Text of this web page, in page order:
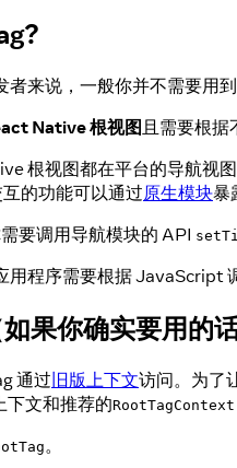
来说，一般你并不需要用到
Native 根视图 且需要根
根视图都在平台的导航视
的功能可以通过原生模块暴
要调用导航模块的 API
用程序需要根据 JavaScript
果你确实要用的
通过 旧版上下文访问。为了
下文和推荐的RootTagContext
。